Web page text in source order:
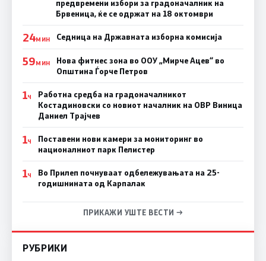
предвремени избори за градоначалник на
Брвеница, ќе се одржат на 18 октомври
24МИН Седница на Државната изборна комисија
59МИН
Нова фитнес зона во ООУ „Мирче Ацев“ во
Општина Ѓорче Петров
1Ч
Работна средба на градоначалникот
Костадиновски со новиот началник на ОВР Виница
Даниел Трајчев
1Ч
Поставени нови камери за мониторинг во
националниот парк Пелистер
1Ч
Во Прилеп почнуваат одбележувањата на 25-
годишнината од Карпалак
ПРИКАЖИ УШТЕ ВЕСТИ →
РУБРИКИ